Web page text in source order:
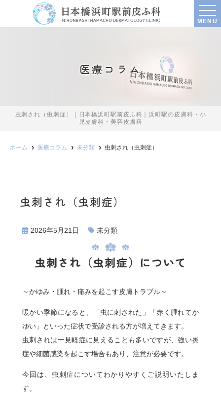
MENU
医療コラム
虫刺され（虫刺症）｜日本橋浜町駅前皮ふ科｜浜町駅の皮膚科・小
児皮膚科・美容皮膚科
ホーム 医療コラム 未分類 虫刺され（虫刺症）
虫刺され（虫刺症）
2026年5月21日 未分類
虫刺され（虫刺症）について
～かゆみ・腫れ・痛みを起こす皮膚トラブル～
暖かい季節になると、「虫に刺された」「赤く腫れてか
ゆい」といった症状で受診される方が増えてきます。
虫刺されは一見軽症に見えることも多いですが、強い炎
症や細菌感染を起こす場合もあり、注意が必要です。
今回は、虫刺症についてわかりやすくご説明いたしま
す。